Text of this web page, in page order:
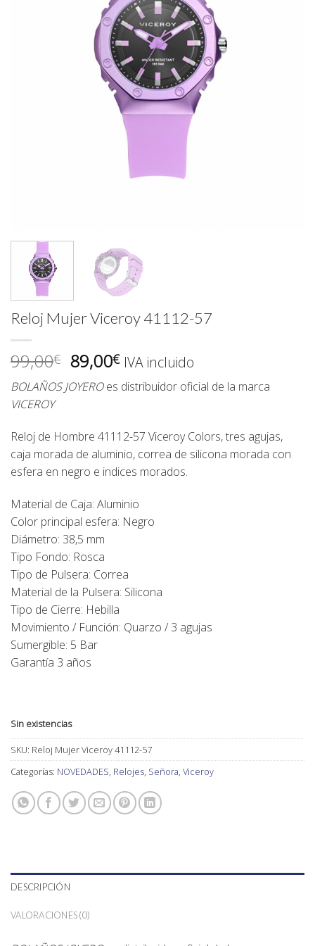
Reloj Mujer Viceroy 41112-57
99,00€ El
precio
original
99,00€.
89,00€El
precio
actual
89,00€.
IVA incluido
BOLAÑOS JOYEROes distribuidor oficial de la marca
VICEROY
Reloj de Hombre 41112-57 Viceroy Colors, tres agujas,
caja morada de aluminio, correa de silicona morada con
esfera en negro e indices morados.
Material de Caja: Aluminio
Color principal esfera: Negro
Diámetro: 38,5 mm
Tipo Fondo: Rosca
Tipo de Pulsera: Correa
Material de la Pulsera: Silicona
Tipo de Cierre: Hebilla
Movimiento / Función: Quarzo / 3 agujas
Sumergible: 5 Bar
Garantía 3 años
Sin existencias
SKU: Reloj Mujer Viceroy 41112-57
Categorías: NOVEDADES, Relojes, Señora, Viceroy
DESCRIPCIÓN
VALORACIONES (0)